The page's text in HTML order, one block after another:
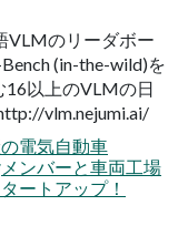
VLMのリーダボー
(in-the-wild)を
16以上のVLMの⽇
vlm.nejumi.ai/
電気⾃動⾞
ンバーと⾞両⼯場
ートアップ！